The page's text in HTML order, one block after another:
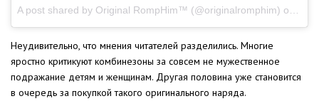
Неудивительно, что мнения читателей разделились. Многие
яростно критикуют комбинезоны за совсем не мужественное
подражание детям и женщинам. Другая половина уже становится
в очередь за покупкой такого оригинального наряда.